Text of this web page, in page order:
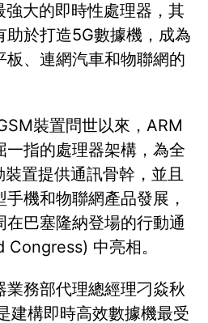
大的即時性處理器，其
助於打造5G數據機，成為
板、連網汽車和物聯網的
裝置問世以來，ARM
一指的處理器架構，為全
置提供通訊骨幹，並且
機和物聯網產品發展，
巴塞隆納登場的行動通
中亮相。
業務部代理總經理刁焱秋
建構即時高效數據機最受